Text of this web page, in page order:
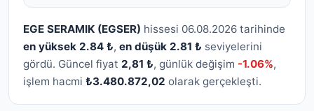
EGE SERAMIK (EGSER) hissesi 06.08.2026 tarihinde
en yüksek 2.84 ₺, en düşük 2.81 ₺ seviyelerini
gördü. Güncel fiyat 2,81 ₺, günlük değişim -1.06%,
işlem hacmi ₺3.480.872,02 olarak gerçekleşti.